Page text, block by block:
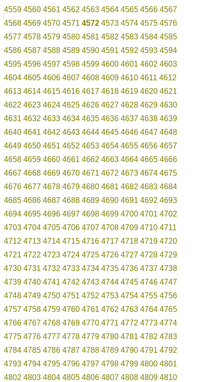
4559 4560 4561 4562 4563 4564 4565 4566 4567
4568 4569 4570 4571 4572 4573 4574 4575 4576
4577 4578 4579 4580 4581 4582 4583 4584 4585
4586 4587 4588 4589 4590 4591 4592 4593 4594
4595 4596 4597 4598 4599 4600 4601 4602 4603
4604 4605 4606 4607 4608 4609 4610 4611 4612
4613 4614 4615 4616 4617 4618 4619 4620 4621
4622 4623 4624 4625 4626 4627 4628 4629 4630
4631 4632 4633 4634 4635 4636 4637 4638 4639
4640 4641 4642 4643 4644 4645 4646 4647 4648
4649 4650 4651 4652 4653 4654 4655 4656 4657
4658 4659 4660 4661 4662 4663 4664 4665 4666
4667 4668 4669 4670 4671 4672 4673 4674 4675
4676 4677 4678 4679 4680 4681 4682 4683 4684
4685 4686 4687 4688 4689 4690 4691 4692 4693
4694 4695 4696 4697 4698 4699 4700 4701 4702
4703 4704 4705 4706 4707 4708 4709 4710 4711
4712 4713 4714 4715 4716 4717 4718 4719 4720
4721 4722 4723 4724 4725 4726 4727 4728 4729
4730 4731 4732 4733 4734 4735 4736 4737 4738
4739 4740 4741 4742 4743 4744 4745 4746 4747
4748 4749 4750 4751 4752 4753 4754 4755 4756
4757 4758 4759 4760 4761 4762 4763 4764 4765
4766 4767 4768 4769 4770 4771 4772 4773 4774
4775 4776 4777 4778 4779 4780 4781 4782 4783
4784 4785 4786 4787 4788 4789 4790 4791 4792
4793 4794 4795 4796 4797 4798 4799 4800 4801
4802 4803 4804 4805 4806 4807 4808 4809 4810